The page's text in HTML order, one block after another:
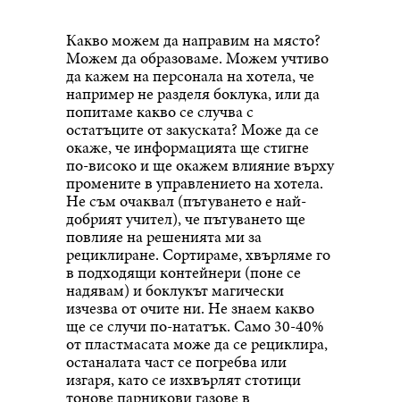
Какво можем да направим на място?
Можем да образоваме. Можем учтиво
да кажем на персонала на хотела, че
например не разделя боклука, или да
попитаме какво се случва с
остатъците от закуската? Може да се
окаже, че информацията ще стигне
по-високо и ще окажем влияние върху
промените в управлението на хотела.
Не съм очаквал (пътуването е най-
добрият учител), че пътуването ще
повлияе на решенията ми за
рециклиране. Сортираме, хвърляме го
в подходящи контейнери (поне се
надявам) и боклукът магически
изчезва от очите ни. Не знаем какво
ще се случи по-нататък. Само 30-40%
от пластмасата може да се рециклира,
останалата част се погребва или
изгаря, като се изхвърлят стотици
тонове парникови газове в